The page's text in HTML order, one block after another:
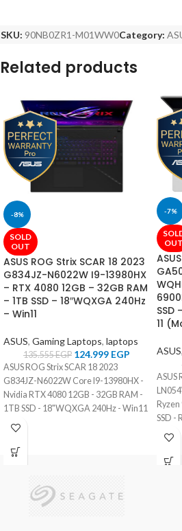
SKU: 90NB0ZR1-M01WW0Category:
Related products
-8%
SOLD
OUT
ASUS ROG Strix SCAR 18 2023
G834JZ-N6022W I9-13980HX
– RTX 4080 12GB – 32GB RAM
– 1TB SSD – 18″WQXGA 240Hz
– Win11
ASUS, Gaming Laptops, laptops
135.555EGP 124.999 EGP
ASUS ROG Strix SCAR 18 2023
G834JZ-N6022W Core I9-13980HX -
Nvidia RTX 4080 12GB - 32GB RAM -
1TB SSD - 18"WQXGA 240Hz - Win11
-7%
OUT
SSD
11
ASUS,
ASUS
Ryzen
SSD -